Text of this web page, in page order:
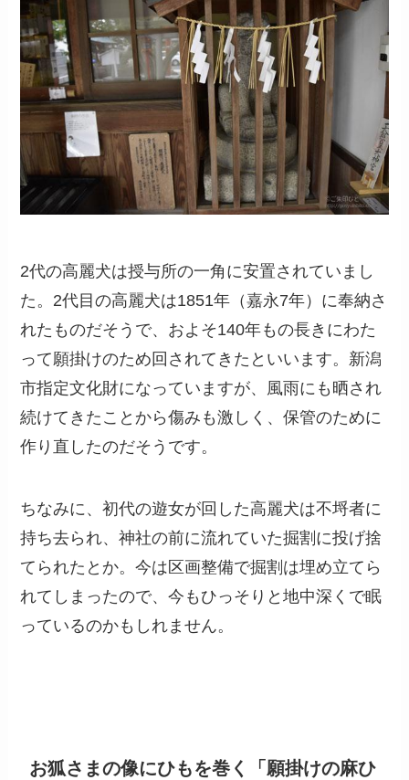
2代の高麗犬は授与所の一角に安置されていまし
た。2代目の高麗犬は1851年（嘉永7年）に奉納さ
れたものだそうで、およそ140年もの長きにわた
って願掛けのため回されてきたといいます。新潟
市指定文化財になっていますが、風雨にも晒され
続けてきたことから傷みも激しく、保管のために
作り直したのだそうです。
ちなみに、初代の遊女が回した高麗犬は不埒者に
持ち去られ、神社の前に流れていた掘割に投げ捨
てられたとか。今は区画整備で掘割は埋め立てら
れてしまったので、今もひっそりと地中深くで眠
っているのかもしれません。
お狐さまの像にひもを巻く「願掛けの麻ひ